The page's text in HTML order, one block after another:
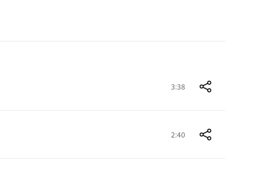
3:38
2:40